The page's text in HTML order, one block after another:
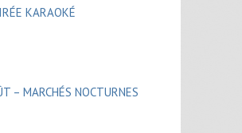
KARAOKÉ
– MARCHÉS NOCTURNES